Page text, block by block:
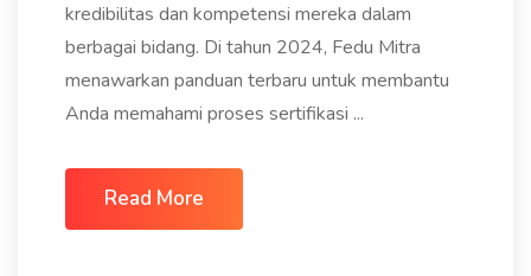
kredibilitas dan kompetensi mereka dalam
berbagai bidang. Di tahun 2024, Fedu Mitra
menawarkan panduan terbaru untuk membantu
Anda memahami proses sertifikasi ...
Read More